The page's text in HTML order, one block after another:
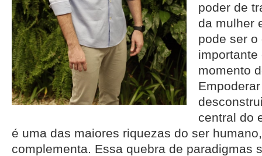
poder de
da mulher
pode ser o
importante
momento
central do
é uma das maiores riquezas do ser
complementa. Essa quebra de paradigmas